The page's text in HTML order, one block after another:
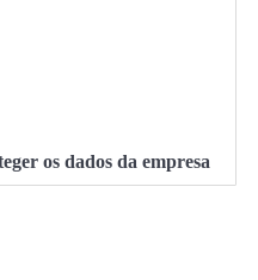
os dados da empresa